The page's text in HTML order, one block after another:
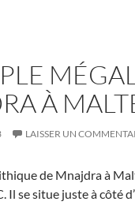
À
LAISSER UN
de Mnajdra à
Il se situe juste à côté